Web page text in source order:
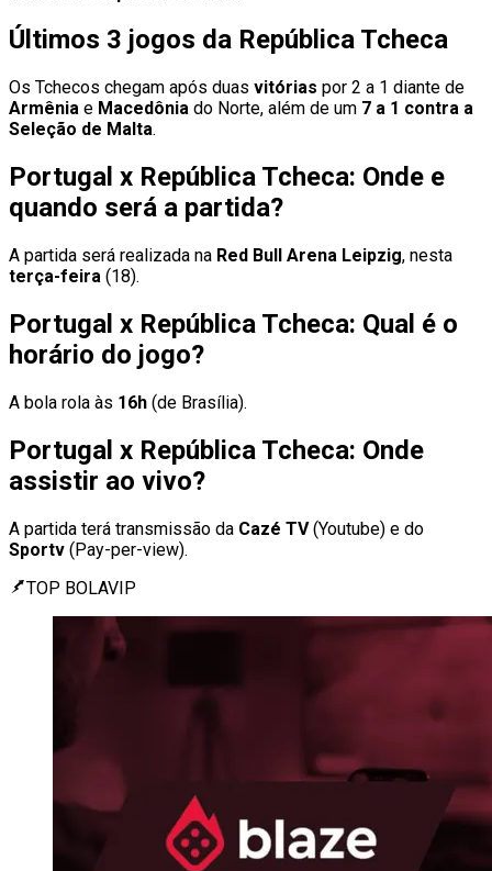
Últimos 3 jogos da República Tcheca
Os Tchecos chegam após duas vitórias por 2 a 1 diante de
Armênia e Macedônia do Norte, além de um 7 a 1 contra a
Seleção de Malta.
Portugal x República Tcheca: Onde e
quando será a partida?
A partida será realizada na Red Bull Arena Leipzig, nesta
terça-feira (18).
Portugal x República Tcheca: Qual é o
horário do jogo?
A bola rola às 16h (de Brasília).
Portugal x República Tcheca: Onde
assistir ao vivo?
A partida terá transmissão da Cazé TV(Youtube) e do
Sportv (Pay-per-view).
TOP BOLAVIP